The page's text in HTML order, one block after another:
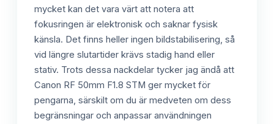
mycket kan det vara värt att notera att
fokusringen är elektronisk och saknar fysisk
känsla. Det finns heller ingen bildstabilisering, så
vid längre slutartider krävs stadig hand eller
stativ. Trots dessa nackdelar tycker jag ändå att
Canon RF 50mm F1.8 STM ger mycket för
pengarna, särskilt om du är medveten om dess
begränsningar och anpassar användningen